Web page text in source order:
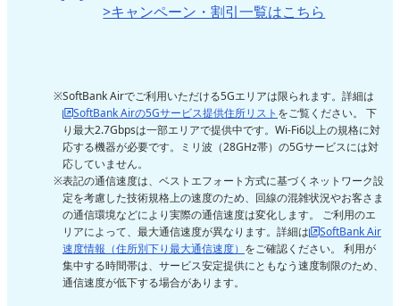
>キャンペーン・割引一覧はこちら
SoftBank Airでご利用いただける5Gエリアは限られます。詳細は
SoftBank Airの5Gサービス提供住所リスト をご覧ください。 下
り最大2.7Gbpsは一部エリアで提供中です。Wi-Fi6以上の規格に対
応する機器が必要です。ミリ波（28GHz帯）の5Gサービスには対
応していません。
表記の通信速度は、ベストエフォート方式に基づくネットワーク設
定を考慮した技術規格上の速度のため、回線の混雑状況やお客さま
の通信環境などにより実際の通信速度は変化します。 ご利用のエ
リアによって、最大通信速度が異なります。詳細は
SoftBank Air
速度情報（住所別下り最大通信速度） をご確認ください。 利用が
集中する時間帯は、サービス安定提供にともなう速度制限のため、
通信速度が低下する場合があります。